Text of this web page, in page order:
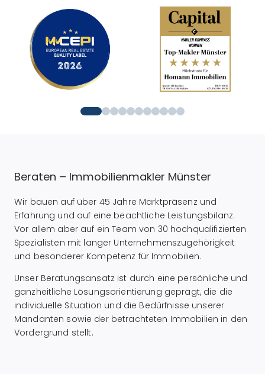
Beraten – Immobilienmakler Münster
Wir bauen auf über 45 Jahre Marktpräsenz und
Erfahrung und auf eine beachtliche Leistungsbilanz.
Vor allem aber auf ein Team von 30 hochqualifizierten
Spezialisten mit langer Unternehmenszugehörigkeit
und besonderer Kompetenz für Immobilien.
Unser Beratungsansatz ist durch eine persönliche und
ganzheitliche Lösungsorientierung geprägt, die die
individuelle Situation und die Bedürfnisse unserer
Mandanten sowie der betrachteten Immobilien in den
Vordergrund stellt.